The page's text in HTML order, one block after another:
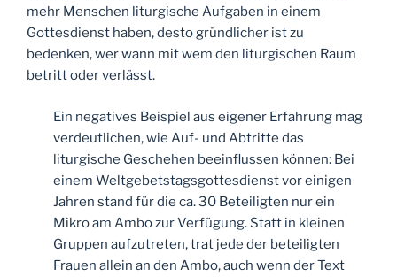
mehr Menschen liturgische Aufgaben in einem
Gottesdienst haben, desto gründlicher ist zu
bedenken, wer wann mit wem den liturgischen Raum
betritt oder verlässt.
Ein negatives Beispiel aus eigener Erfahrung mag
verdeutlichen, wie Auf- und Abtritte das
liturgische Geschehen beeinflussen können: Bei
einem Weltgebetstagsgottesdienst vor einigen
Jahren stand für die ca. 30 Beteiligten nur ein
Mikro am Ambo zur Verfügung. Statt in kleinen
Gruppen aufzutreten, trat jede der beteiligten
Frauen allein an den Ambo, auch wenn der Text